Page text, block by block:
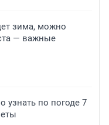
зима, можно
— важные
узнать по погоде 7